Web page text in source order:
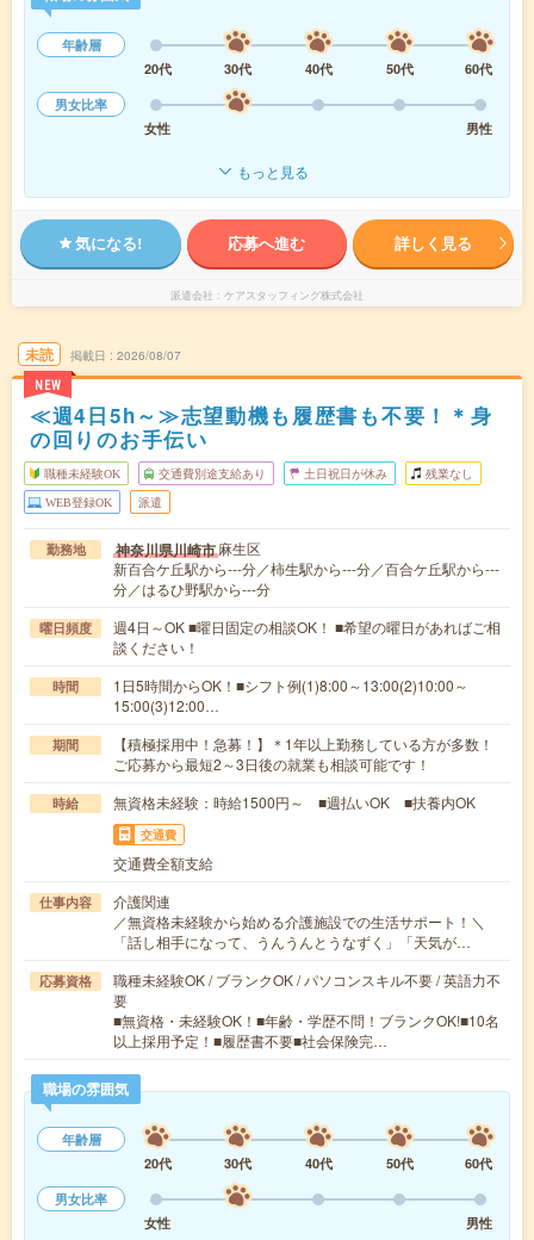
年齢層
20代
30代 40代 50代
60代
男女比率
女性
男性
もっと見る
気になる! 応募へ進む 詳しく見る
派遣会社 ケアスタッフィング株式会社
未読
NEW
掲載日 2026/08/07
≪週4日5h～≫志望動機も履歴書も不要！＊身
の回りのお手伝い
職種未経験OK 交通費別途支給あり 土日祝日が休み 残業なし
WEB登録OK 派遣
勤務地 神奈川県川崎市麻生区
新百合ケ丘駅から---分／柿生駅から---分／百合ケ丘駅から---
分／はるひ野駅から---分
曜日頻度
週4日～OK ■曜日固定の相談OK！ ■希望の曜日があればご相
談ください！
時間
1日5時間からOK！■シフト例(1)8:00～13:00(2)10:00～
15:00(3)12:00…
期間
【積極採用中！急募！】＊1年以上勤務している方が多数！
ご応募から最短2～3日後の就業も相談可能です！
時給 無資格未経験：時給1500円～ ■週払いOK ■扶養内OK
交通費
交通費全額支給
仕事内容
介護関連
／無資格未経験から始める介護施設での生活サポート！＼
「話し相手になって、うんうんとうなずく」「天気が…
応募資格
職種未経験OK / ブランクOK / パソコンスキル不要 / 英語力不
要
■無資格・未経験OK！■年齢・学歴不問！ブランクOK!■10名
以上採用予定！■履歴書不要■社会保険完…
職場の雰囲気
年齢層
20代
30代 40代 50代
60代
男女比率
女性
男性